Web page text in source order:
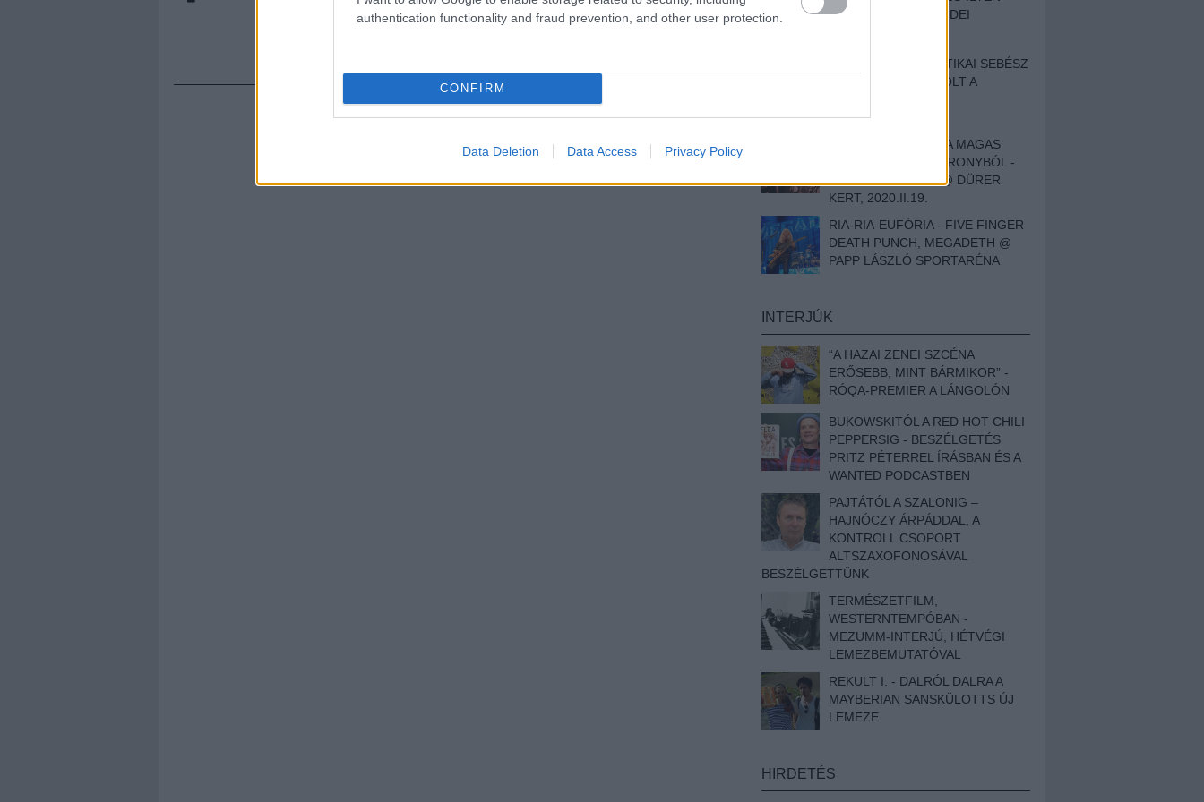
authentication functionality and fraud prevention, and other user protection.
CONFIRM
Data Deletion Data Access Privacy Policy
BESZÁMOLÓNK AZ IDEI
EGY HALLÁSPLASZTIKAI SEBÉSZ
NAPLÓJA - ILYEN VOLT A
DOKUMENTUMFILM
MÉLY FÉRFIBÁNAT A MAGAS
ELEFÁNTCSONTTORONYBÓL -
LEPROUS, KLONE @ DÜRER
KERT, 2020.II.19.
RIA-RIA-EUFÓRIA - FIVE FINGER
DEATH PUNCH, MEGADETH @
PAPP LÁSZLÓ SPORTARÉNA
INTERJÚK
“A HAZAI ZENEI SZCÉNA
ERŐSEBB, MINT BÁRMIKOR” -
RÓQA-PREMIER A LÁNGOLÓN
BUKOWSKITÓL A RED HOT CHILI
PEPPERSIG - BESZÉLGETÉS
PRITZ PÉTERREL ÍRÁSBAN ÉS A
WANTED PODCASTBEN
PAJTÁTÓL A SZALONIG –
HAJNÓCZY ÁRPÁDDAL, A
KONTROLL CSOPORT
ALTSZAXOFONOSÁVAL
BESZÉLGETTÜNK
TERMÉSZETFILM,
WESTERNTEMPÓBAN -
MEZUMM-INTERJÚ, HÉTVÉGI
LEMEZBEMUTATÓVAL
REKULT I. - DALRÓL DALRA A
MAYBERIAN SANSKÜLOTTS ÚJ
LEMEZE
HIRDETÉS